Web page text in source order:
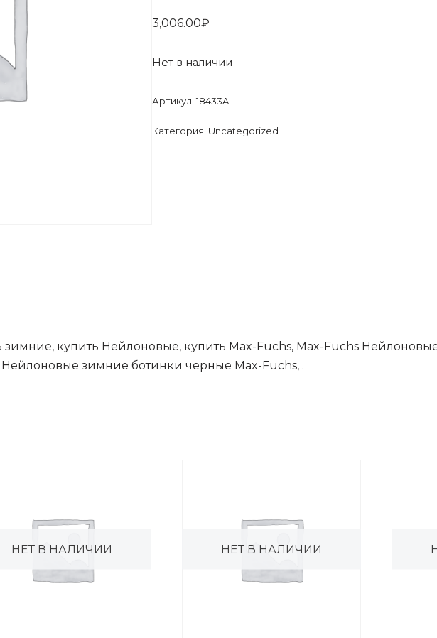
3,006.00₽
Нет в наличии
Артикул:18433A
Категория: Uncategorized
зимние, купить Нейлоновые, купить Max-Fuchs, Max-Fuchs
зимние ботинки черные Max-Fuchs, .
НЕТ В НАЛИЧИИ НЕТ В НАЛИЧИИ